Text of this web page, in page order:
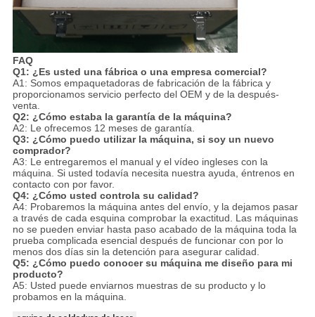
FAQ
Q1: ¿Es usted una fábrica o una empresa comercial?
A1: Somos empaquetadoras de fabricación de la fábrica y
proporcionamos servicio perfecto del OEM y de la después-
venta.
Q2: ¿Cómo estaba la garantía de la máquina?
A2: Le ofrecemos 12 meses de garantía.
Q3: ¿Cómo puedo utilizar la máquina, si soy un nuevo
comprador?
A3: Le entregaremos el manual y el vídeo ingleses con la
máquina. Si usted todavía necesita nuestra ayuda, éntrenos en
contacto con por favor.
Q4: ¿Cómo usted controla su calidad?
A4: Probaremos la máquina antes del envío, y la dejamos pasar
a través de cada esquina comprobar la exactitud. Las máquinas
no se pueden enviar hasta paso acabado de la máquina toda la
prueba complicada esencial después de funcionar con por lo
menos dos días sin la detención para asegurar calidad.
Q5: ¿Cómo puedo conocer su máquina me diseño para mi
producto?
A5: Usted puede enviarnos muestras de su producto y lo
probamos en la máquina.